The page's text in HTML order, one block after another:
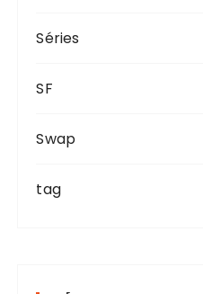
Séries
SF
Swap
tag